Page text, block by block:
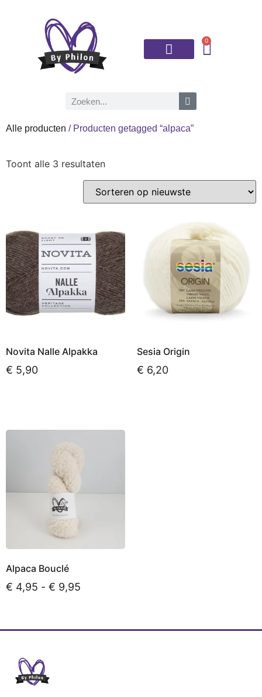
0
Alle producten / Producten getagged “alpaca”
Toont alle 3 resultaten
Novita Nalle Alpakka
€ 5,90
Sesia Origin
€ 6,20
Alpaca Bouclé
€ 4,95 - € 9,95